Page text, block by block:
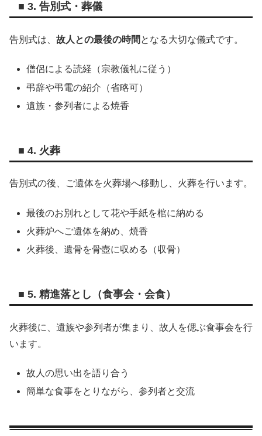
■ 3. 告別式・葬儀
告別式は、 故人との最後の時間 となる大切な儀式です。
僧侶による読経（宗教儀礼に従う）
弔辞や弔電の紹介（省略可）
遺族・参列者による焼香
■ 4. 火葬
告別式の後、ご遺体を火葬場へ移動し、火葬を行います。
最後のお別れとして花や手紙を棺に納める
火葬炉へご遺体を納め、焼香
火葬後、遺骨を骨壺に収める（収骨）
■ 5. 精進落とし（食事会・会食）
火葬後に、遺族や参列者が集まり、故人を偲ぶ食事会を行
います。
故人の思い出を語り合う
簡単な食事をとりながら、参列者と交流